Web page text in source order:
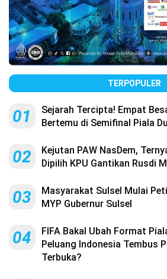
TERPOPULER
01
Sejarah Tercipta! Empat
Bertemu di Semifinal Piala
02
Kejutan PAW NasDem,
Dipilih KPU Gantikan Rusdi
03
Masyarakat Sulsel Mulai
MYP Gubernur Sulsel
04
FIFA Bakal Ubah Format
Peluang Indonesia Tembus
Terbuka?